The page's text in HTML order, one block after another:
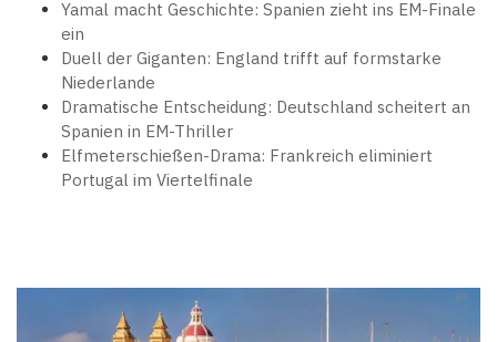
Yamal macht Geschichte: Spanien zieht ins EM-Finale
ein
Duell der Giganten: England trifft auf formstarke
Niederlande
Dramatische Entscheidung: Deutschland scheitert an
Spanien in EM-Thriller
Elfmeterschießen-Drama: Frankreich eliminiert
Portugal im Viertelfinale